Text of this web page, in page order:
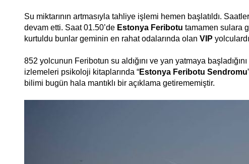
Su miktarının artmasıyla tahliye işlemi hemen başlatıldı.
devam etti. Saat 01.50’de Estonya Feribotu tamamen sulara
kurtuldu bunlar geminin en rahat odalarında olan VIP
852 yolcunun Feribotun su aldığını ve yan yatmaya
izlemeleri psikoloji kitaplarında “Estonya Feribotu Sendromu
bilimi bugün hala mantıklı bir açıklama getirememiştir.